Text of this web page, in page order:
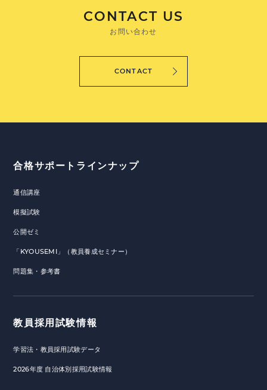
CONTACT US
お問い合わせ
CONTACT
合格サポートラインナップ
通信講座
模擬試験
公開ゼミ
「KYOUSEMI」（教員養成セミナー）
問題集・参考書
教員採用試験情報
学習法・教員採用試験データ
2026年度 自治体別採用試験情報